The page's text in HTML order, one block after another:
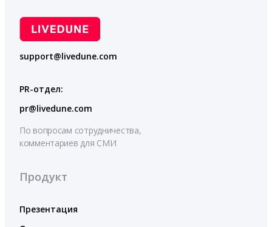
support@livedune.com
PR-отдел:
pr@livedune.com
По вопросам сотрудничества,
комментариев для СМИ
Продукт
Презентация